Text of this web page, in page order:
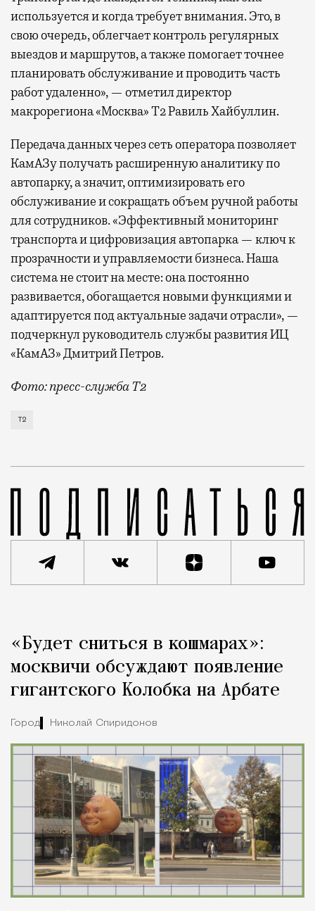
используется и когда требует внимания. Это, в
свою очередь, облегчает контроль регулярных
выездов и маршрутов, а также помогает точнее
планировать обслуживание и проводить часть
работ удаленно», — отметил директор
макрорегиона «Москва» Т2 Равиль Хайбуллин.
Передача данных через сеть оператора позволяет
КамАЗу получать расширенную аналитику по
автопарку, а значит, оптимизировать его
обслуживание и сокращать объем ручной работы
для сотрудников. «Эффективный мониторинг
транспорта и цифровизация автопарка — ключ к
прозрачности и управляемости бизнеса. Наша
система не стоит на месте: она постоянно
развивается, обогащается новыми функциями и
адаптируется под актуальные задачи отрасли», —
подчеркнул руководитель службы развития ИЦ
«КамАЗ» Дмитрий Петров.
Фото: пресс-служба Т2
Т2 развивает решения для автомобильной
Т2
Город
«Будет сниться в кошмарах»:
москвичи обсуждают появление
гигантского Колобка на Арбате
Город Николай Спиридонов